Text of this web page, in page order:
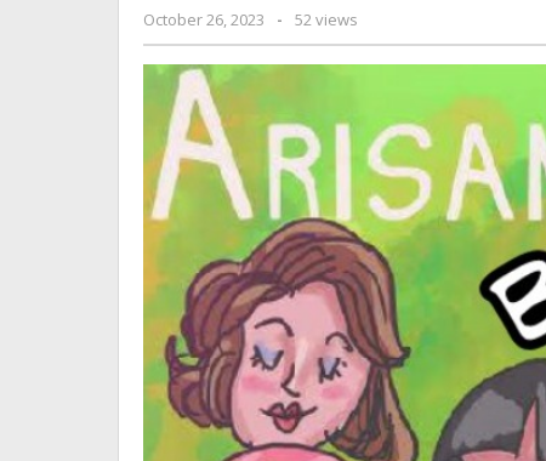
Korban
yang
Rupiah
October 26, 2023
by
Jurnalsiber
- 52 views